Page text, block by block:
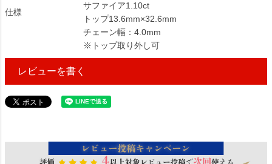
仕様
サファイア1.10ct
トップ13.6mm×32.6mm
チェーン幅：4.0mm
※トップ取り外し可
レビューを書く